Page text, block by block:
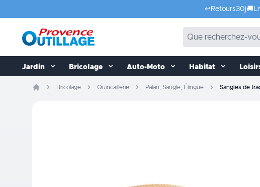
↩️ Retours30j🚚
Jardin Bricolage Auto-Moto Habitat
Bricolage Quincaillerie Palan, Sangle, Élingue Sangles de